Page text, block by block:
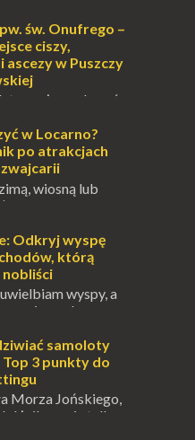
św. Onufrego –
ciszy,
w Puszczy
to może wydawać
życiem. Dla
z B...
w Locarno?
po atrakcjach
wiosną lub
Szwajcarii to
podróż do
Odkryj wyspę
którą
wyspy, a
wodą
brzmi jak
samoloty
3 punkty do
Morza Jońskiego,
nie tylko